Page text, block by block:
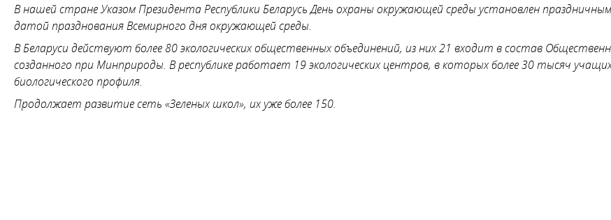
В нашей стране Указом Президента Республики Беларусь День охраны окружающей среды установлен
датой празднования Всемирного дня окружающей среды.
В Беларуси действуют более 80 экологических общественных объединений, из них 21 входит в состав
созданного при Минприроды. В республике работает 19 экологических центров, в которых более 30 тысяч
биологического профиля.
Продолжает развитие сеть «Зеленых школ», их уже более 150.